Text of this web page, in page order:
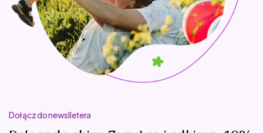
Dołącz do newslletera